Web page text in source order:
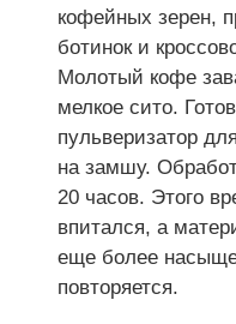
кофейных зерен,
ботинок и
Молотый кофе
мелкое сито.
пульверизатор
на замшу.
20 часов. Этого
впитался, а
еще более
повторяется.